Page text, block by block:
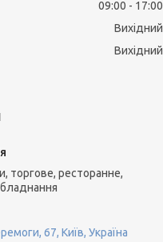
09:00
17:00
Вихідний
Вихідний
торгове, ресторанне,
67, Київ, Україна